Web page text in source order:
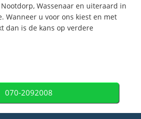
Wassenaar en uiteraard in
Wanneer u voor ons kiest en met
dan is de kans op verdere
070-2092008